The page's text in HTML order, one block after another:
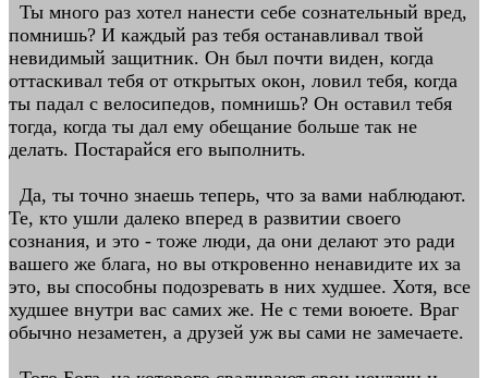
Ты много раз хотел нанести себе сознательный вред,
помнишь? И каждый раз тебя останавливал твой
невидимый защитник. Он был почти виден, когда
оттаскивал тебя от открытых окон, ловил тебя, когда
ты падал с велосипедов, помнишь? Он оставил тебя
тогда, когда ты дал ему обещание больше так не
делать. Постарайся его выполнить.
Да, ты точно знаешь теперь, что за вами наблюдают.
Те, кто ушли далеко вперед в развитии своего
сознания, и это - тоже люди, да они делают это ради
вашего же блага, но вы откровенно ненавидите их за
это, вы способны подозревать в них худшее. Хотя, все
худшее внутри вас самих же. Не с теми воюете. Враг
обычно незаметен, а друзей уж вы сами не замечаете.